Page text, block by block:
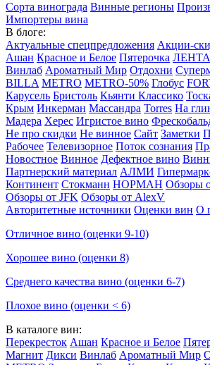
Сорта винограда Винные регионы
Импортеры вина
В блоге:
Актуальные спецпредложения Акции-
Ашан Красное и Белое Пятерочка ЛЕНТА
Винлаб Ароматный Мир Отдохни
BILLA METRO METRO-50% Глобус
Карусель Бристоль Кьянти Классико
Крым Инкерман Массандра Torres На
Мадера Херес Игристое вино
Не про скидки Не винное Сайт Заметки
Рабочее Телевизорное Поток сознания
Новостное Винное Дефектное вино
Партнерский материал АЛМИ
Континент Стокманн НОРМАН Обзоры
Обзоры от JFK Обзоры от AlexV
Авторитетные источники Оценки вин О
Отличное вино (оценки 9-10)
Хорошее вино (оценки 8)
Среднего качества вино (оценки 6-7)
Плохое вино (оценки < 6)
В каталоге вин:
Перекресток Ашан Красное и Белое
Магнит Дикси Винлаб Ароматный Мир